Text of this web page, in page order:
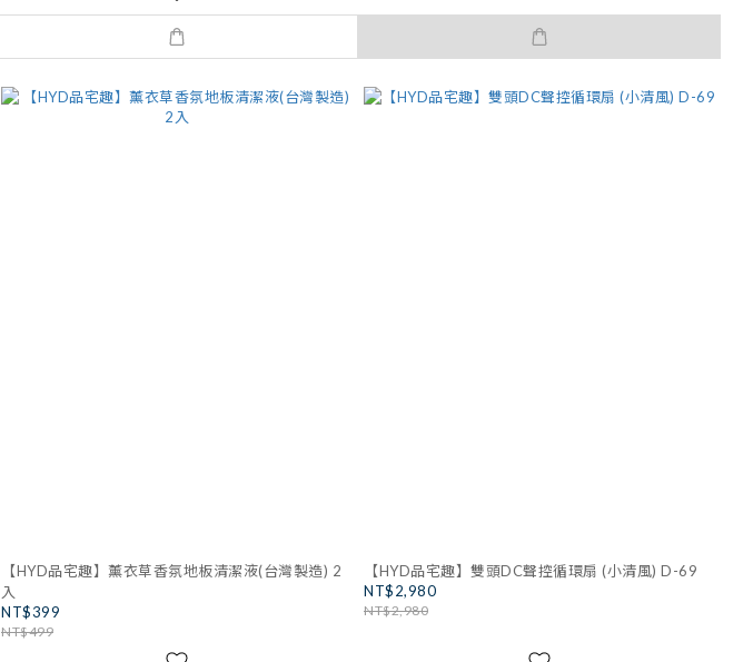
【HYD品宅趣】薰衣草香氛地板清潔液(台灣製造) 2
入
NT$399
NT$499
【HYD品宅趣】雙頭DC聲控循環扇 (小清風) D-69
NT$2,980
NT$2,980